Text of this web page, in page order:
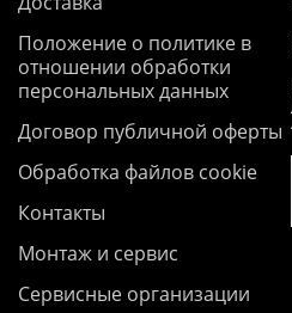
Положение о политике в
отношении обработки
персональных данных
Договор публичной оферты
Обработка файлов cookie
Контакты
Монтаж и сервис
Сервисные организации